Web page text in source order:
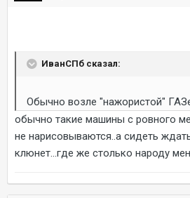
ИванСПб сказал:
Обычно возле "нажористой"
обычно такие машины с ровного
не нарисовываются..а сидеть
клюнет...где же столько народу